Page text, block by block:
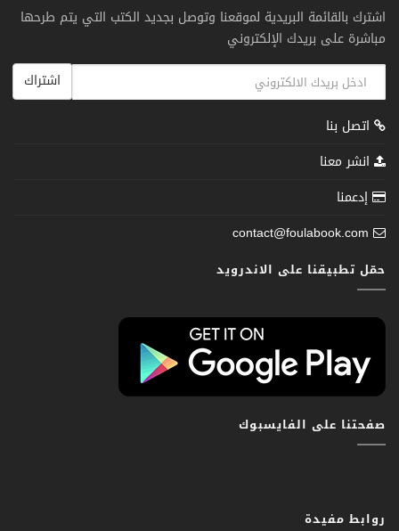
اشترك بالقائمة البريدية لموقعنا وتوصل بجديد الكتب التي يتم طرحها
مباشرة على بريدك الإلكتروني
اشتراك
اتصل بنا
انشر معنا
إدعمنا
contact@foulabook.com
حمّل تطبيقنا على الاندرويد
صفحتنا على الفايسبوك
روابط مفيدة